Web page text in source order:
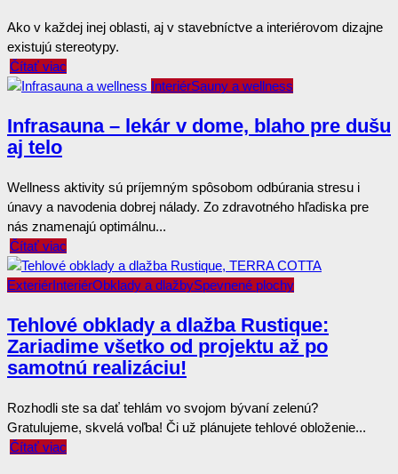
Ako v každej inej oblasti, aj v stavebníctve a interiérovom dizajne
existujú stereotypy.
Čítať viac
InteriérSauny a wellness
Infrasauna – lekár v dome, blaho pre dušu
aj telo
Wellness aktivity sú príjemným spôsobom odbúrania stresu i
únavy a navodenia dobrej nálady. Zo zdravotného hľadiska pre
nás znamenajú optimálnu...
Čítať viac
ExteriérInteriérObklady a dlažbySpevnené plochy
Tehlové obklady a dlažba Rustique:
Zariadime všetko od projektu až po
samotnú realizáciu!
Rozhodli ste sa dať tehlám vo svojom bývaní zelenú?
Gratulujeme, skvelá voľba! Či už plánujete tehlové obloženie...
Čítať viac